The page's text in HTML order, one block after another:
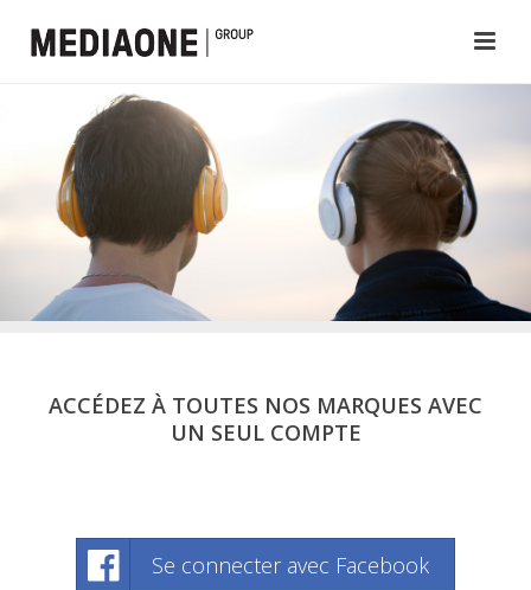
ACCÉDEZ À TOUTES NOS MARQUES AVEC
UN SEUL COMPTE
Se connecter avec Facebook